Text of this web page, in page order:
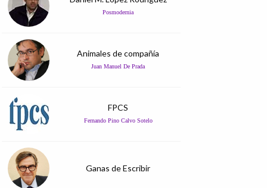
Posmodernia
Animales de compañía
Juan Manuel De Prada
FPCS
Fernando Pino Calvo Sotelo
Ganas de Escribir